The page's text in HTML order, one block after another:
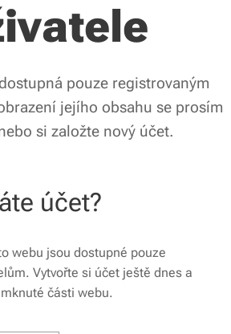
pouze registrovaným
jejího obsahu se prosím
si založte nový účet.
účet?
webu jsou dostupné pouze
Vytvořte si účet ještě dnes a
části webu.